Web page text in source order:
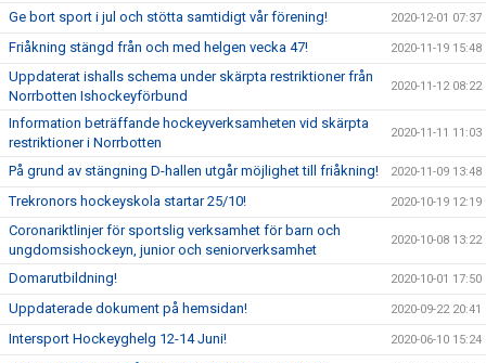
Ge bort sport i jul och stötta samtidigt vår förening! 2020-12-01 07:37
Friåkning stängd från och med helgen vecka 47! 2020-11-19 15:48
Uppdaterat ishalls schema under skärpta restriktioner från
Norrbotten Ishockeyförbund
2020-11-12 08:22
Information beträffande hockeyverksamheten vid skärpta
restriktioner i Norrbotten
2020-11-11 11:03
På grund av stängning D-hallen utgår möjlighet till friåkning! 2020-11-09 13:48
Trekronors hockeyskola startar 25/10! 2020-10-19 12:19
Coronariktlinjer för sportslig verksamhet för barn och
ungdomsishockeyn, junior och seniorverksamhet
2020-10-08 13:22
Domarutbildning! 2020-10-01 17:50
Uppdaterade dokument på hemsidan! 2020-09-22 20:41
Intersport Hockeyghelg 12-14 Juni! 2020-06-10 15:24